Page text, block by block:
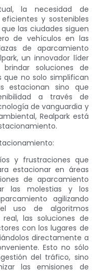
la necesidad de
y sostenibles
las ciudades siguen
de vehículos en las
de aparcamiento
un innovador líder
soluciones de
que no solo simplifican
estacionan sino que
a través de
de vanguardia y
Realpark está
y frustraciones que
estacionar en áreas
de aparcamiento
las molestias y los
agilizando
uso de algoritmos
las soluciones de
con los lugares de
directamente a
Esto no sólo
del tráfico, sino
las emisiones de